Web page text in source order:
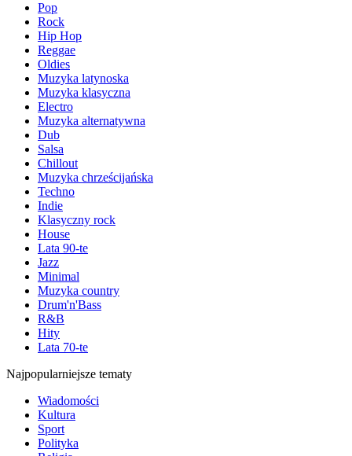
Pop
Rock
Hip Hop
Reggae
Oldies
Muzyka latynoska
Muzyka klasyczna
Electro
Muzyka alternatywna
Dub
Salsa
Chillout
Muzyka chrześcijańska
Techno
Indie
Klasyczny rock
House
Lata 90-te
Jazz
Minimal
Muzyka country
Drum'n'Bass
R&B
Hity
Lata 70-te
Najpopularniejsze tematy
Wiadomości
Kultura
Sport
Polityka